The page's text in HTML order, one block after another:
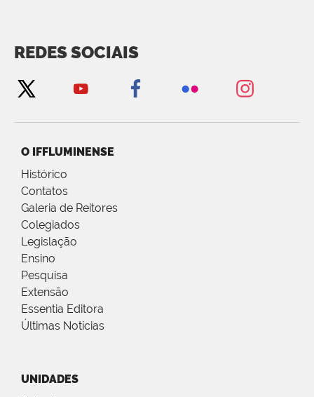
REDES SOCIAIS
O IFFLUMINENSE
Histórico
Contatos
Galeria de Reitores
Colegiados
Legislação
Ensino
Pesquisa
Extensão
Essentia Editora
Últimas Notícias
UNIDADES